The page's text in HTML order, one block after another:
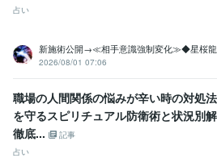
占い
新施術公開→≪相手意識強制変化≫◆星桜龍
2026/08/01 07:06
職場の人間関係の悩みが辛い時の対処
を守るスピリチュアル防衛術と状況別
徹底...
記事
占い